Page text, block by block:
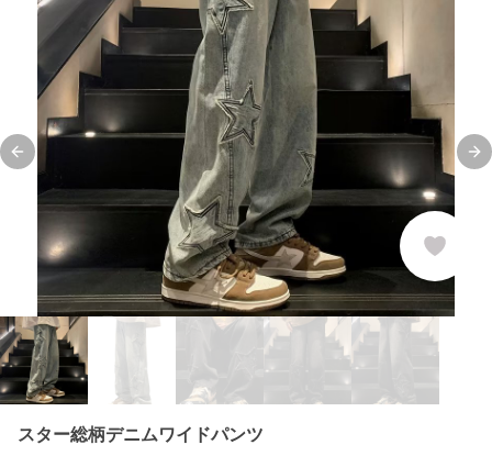
Previous slide
スター総柄デニムワイドパンツ